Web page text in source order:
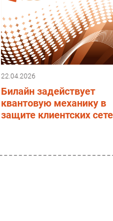
22.04.2026
Билайн задействует
квантовую механику в
защите клиентских